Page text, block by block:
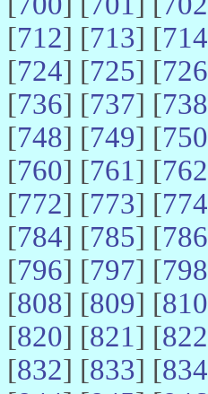
[712] [713] [714
[724] [725] [726
[736] [737] [738
[748] [749] [750
[760] [761] [762
[772] [773] [774
[784] [785] [786
[796] [797] [798
[808] [809] [810
[820] [821] [822
[832] [833] [834